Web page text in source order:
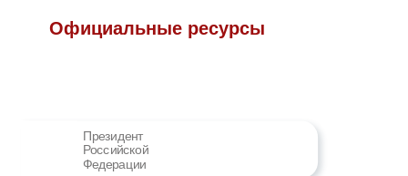
Официальные ресурсы
Президент
Российской
Федерации